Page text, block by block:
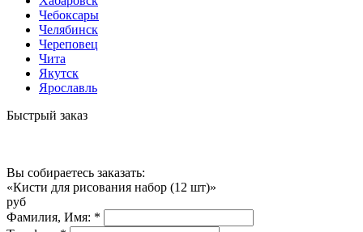
Чебоксары
Челябинск
Череповец
Чита
Якутск
Ярославль
Быстрый заказ
Вы собираетесь заказать:
«Кисти для рисования набор (12 шт)»
руб
Фамилия, Имя: *